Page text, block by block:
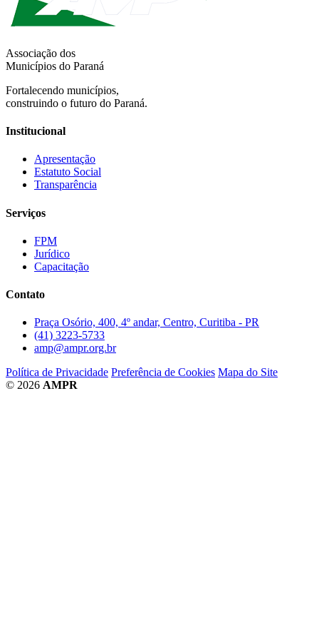
Associação dos
Municípios do Paraná
Fortalecendo municípios,
construindo o futuro do Paraná.
Institucional
Apresentação
Estatuto Social
Transparência
Serviços
FPM
Jurídico
Capacitação
Contato
Praça Osório, 400, 4º andar, Centro, Curitiba - PR
(41) 3223-5733
amp@ampr.org.br
Política de Privacidade Preferência de Cookies Mapa do Site
© 2026 AMPR